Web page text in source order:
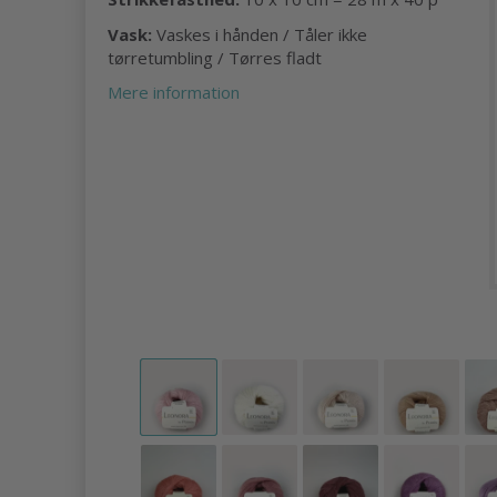
Vask: Vaskes i hånden / Tåler ikke
tørretumbling / Tørres fladt
Mere information